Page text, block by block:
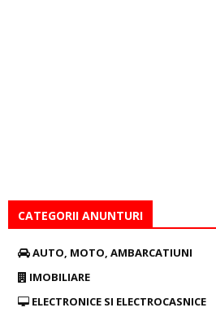
CATEGORII ANUNTURI
AUTO, MOTO, AMBARCATIUNI
IMOBILIARE
ELECTRONICE SI ELECTROCASNICE